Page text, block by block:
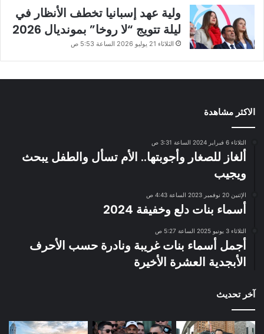
ولية عهد إسبانيا تخطف الأنظار في
ليلة تتويج “لا روخا” بمونديال 2026
الثلاثاء 21 يوليو 2026 الساعة 5:53 ص
الاكثر مشاهدة
الثلاثاء 6 فبراير 2024 الساعة 3:31 ص
ألغاز للصغار وأجوبتها.. الأم تسأل والطفل يبحث
ويجيب
الإثنين 20 نوفمبر 2023 الساعة 4:43 ص
أسماء بنات دلع وخفيفة 2024
الثلاثاء 3 يونيو 2025 الساعة 5:27 ص
أجمل أسماء بنات غريبة ونادرة حسب الأحرف
الأبجدية العشرة الأخيرة
آخر تحديث